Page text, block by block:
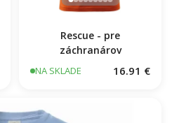
Rescue - pre
záchranárov
NA SKLADE 16.91 €